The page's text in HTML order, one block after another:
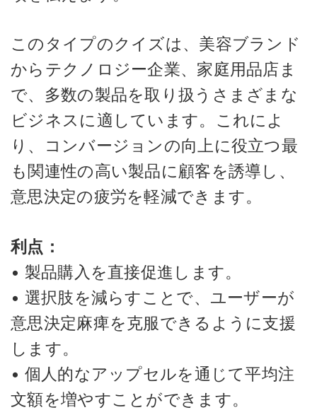
このタイプのクイズは、美容ブランド
からテクノロジー企業、家庭用品店ま
で、多数の製品を取り扱うさまざまな
ビジネスに適しています。これによ
り、コンバージョンの向上に役立つ最
も関連性の高い製品に顧客を誘導し、
意思決定の疲労を軽減できます。
利点：
• 製品購入を直接促進します。
• 選択肢を減らすことで、ユーザーが
意思決定麻痺を克服できるように支援
します。
• 個人的なアップセルを通じて平均注
文額を増やすことができます。